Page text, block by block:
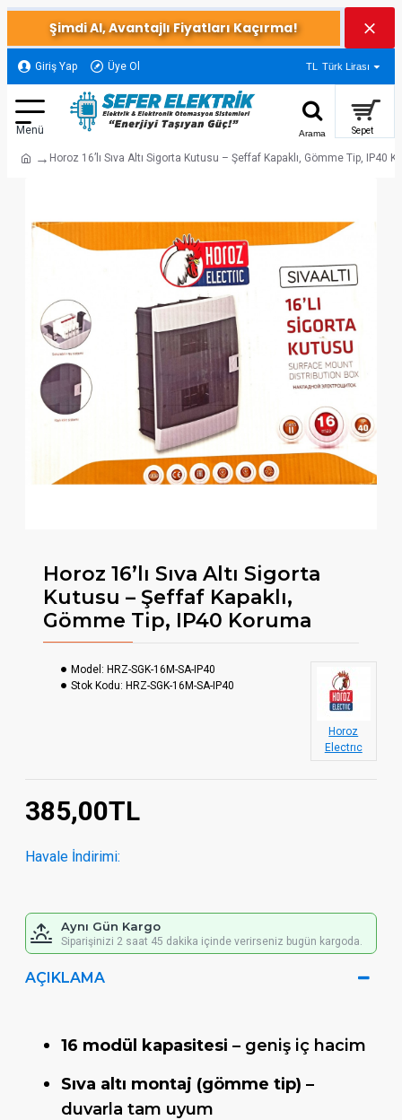
Şimdi Al, Avantajlı Fiyatları Kaçırma!
Giriş Yap Üye Ol TL Türk Lirası
Horoz 16’lı Sıva Altı Sigorta Kutusu – Şeffaf Kapaklı, Gömme Tip, IP40
Horoz 16’lı Sıva Altı Sigorta
Kutusu – Şeffaf Kapaklı,
Gömme Tip, IP40 Koruma
385,00TL
Havale İndirimi:
Model: HRZ-SGK-16M-SA-IP40
Stok Kodu: HRZ-SGK-16M-SA-IP40
Horoz
Electrıc
Aynı Gün Kargo
Siparişinizi 2 saat 45 dakika içinde verirseniz bugün kargoda.
AÇIKLAMA
16 modül kapasitesi – geniş iç hacim
Sıva altı montaj (gömme tip) –
duvarla tam uyum